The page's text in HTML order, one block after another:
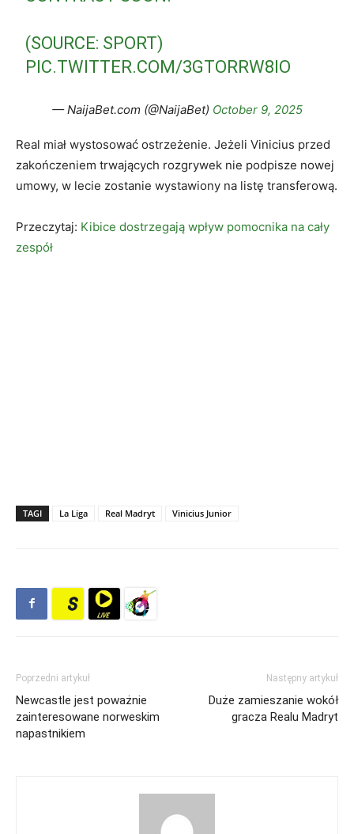
(SOURCE: SPORT)
PIC.TWITTER.COM/3GTORRW8IO
— NaijaBet.com (@NaijaBet) October 9, 2025
Real miał wystosować ostrzeżenie. Jeżeli Vinicius przed
zakończeniem trwających rozgrywek nie podpisze nowej
umowy, w lecie zostanie wystawiony na listę transferową.
Przeczytaj: Kibice dostrzegają wpływ pomocnika na cały
zespół
TAGI La Liga Real Madryt Vinicius Junior
Poprzedni artykuł
Newcastle jest poważnie
zainteresowane norweskim
napastnikiem
Następny artykuł
Duże zamieszanie wokół
gracza Realu Madryt